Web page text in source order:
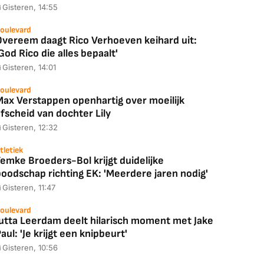
Gisteren, 14:55
daagt Rico Verhoeven keihard uit:
Rico die alles bepaalt'
Gisteren, 14:01
Verstappen openhartig over moeilijk
van dochter Lily
Gisteren, 12:32
Broeders-Bol krijgt duidelijke
richting EK: 'Meerdere jaren nodig'
Gisteren, 11:47
Leerdam deelt hilarisch moment met Jake
'Je krijgt een knipbeurt'
Gisteren, 10:56